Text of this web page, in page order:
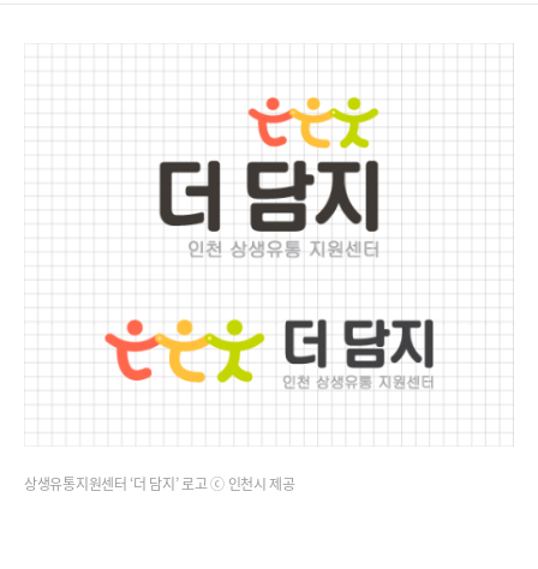
상생유통지원센터 ‘더 담지’ 로고 ⓒ 인천시 제공